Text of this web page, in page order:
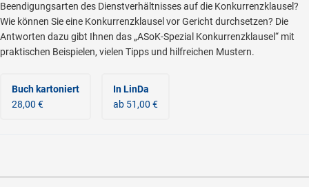
Beendigungsarten des Dienstverhältnisses auf die Konkurrenzklausel?
Wie können Sie eine Konkurrenzklausel vor Gericht durchsetzen? Die
Antworten dazu gibt Ihnen das „ASoK-Spezial Konkurrenzklausel“ mit
praktischen Beispielen, vielen Tipps und hilfreichen Mustern.
Buch kartoniert
28,00 €
In LinDa
ab 51,00 €